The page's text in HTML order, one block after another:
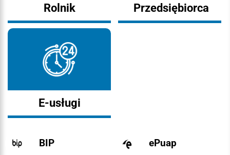
Rolnik Przedsiębiorca
E-usługi
BIP ePuap